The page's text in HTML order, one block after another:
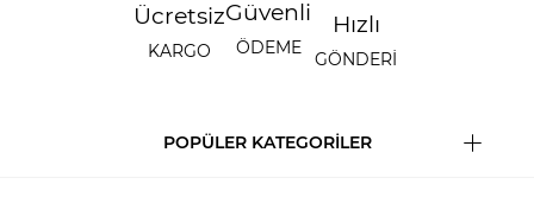
Ücretsiz
KARGO
Güvenli
ÖDEME
Hızlı
GÖNDERİ
POPÜLER KATEGORİLER